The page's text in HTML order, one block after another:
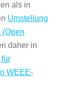
als in
Umstellung
(Open
daher in
für
WEEE-